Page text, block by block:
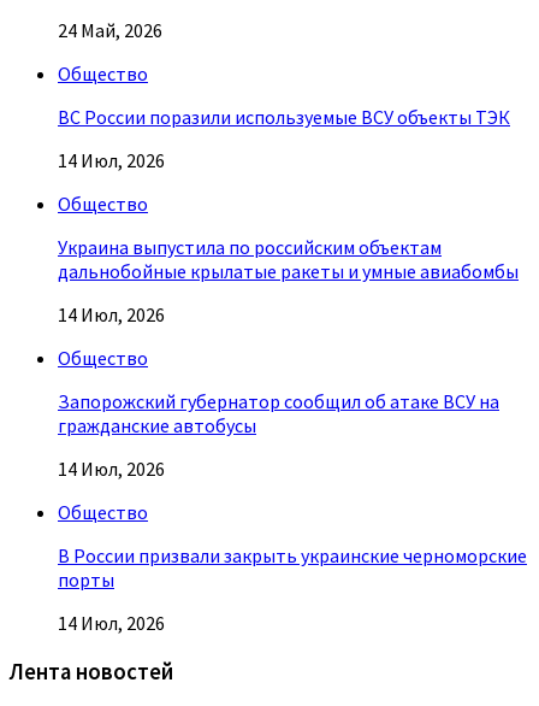
24 Май, 2026
Общество
ВС России поразили используемые ВСУ объекты ТЭК
14 Июл, 2026
Общество
Украина выпустила по российским объектам
дальнобойные крылатые ракеты и умные авиабомбы
14 Июл, 2026
Общество
Запорожский губернатор сообщил об атаке ВСУ на
гражданские автобусы
14 Июл, 2026
Общество
В России призвали закрыть украинские черноморские
порты
14 Июл, 2026
Лента новостей